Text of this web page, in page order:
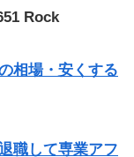
Rock
相場・安くする
職して専業アフ